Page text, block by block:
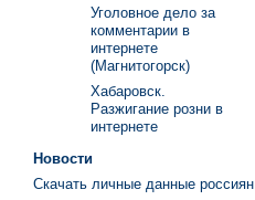
Уголовное дело за
комментарии в
интернете
(Магнитогорск)
Хабаровск.
Разжигание розни в
интернете
Новости
Скачать личные данные россиян